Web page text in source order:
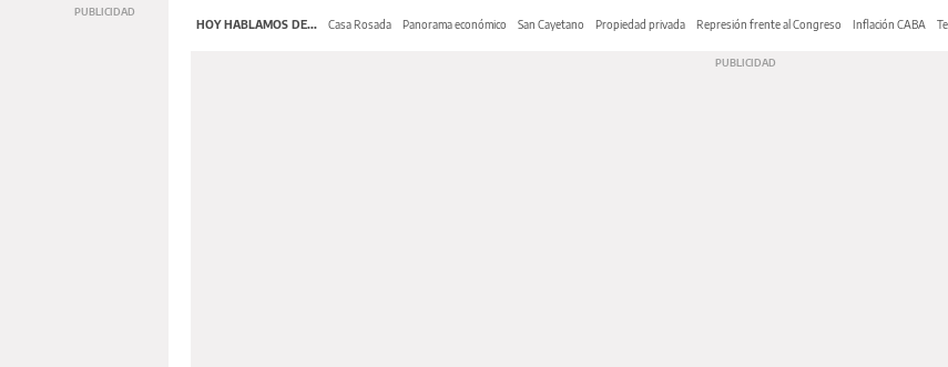
HOY HABLAMOS DE... Casa Rosada Panorama económico San Cayetano Propiedad privada Represión frente al Congreso Inflación CABA